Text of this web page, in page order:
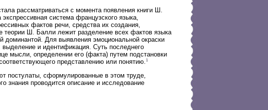
рассматриваться с момента появления книги Ш.
система французского языка,
фактов речи, средства их создания,
Ш. Балли лежит разделение всех фактов языка
доминантой. Для выявления эмоциональной окраски
и идентификация. Суть последнего
мысли, определении его (факта) путем подстановки
представлению или понятию.1
постулаты, сформулированные в этом труде,
знания проводится описание и исследование